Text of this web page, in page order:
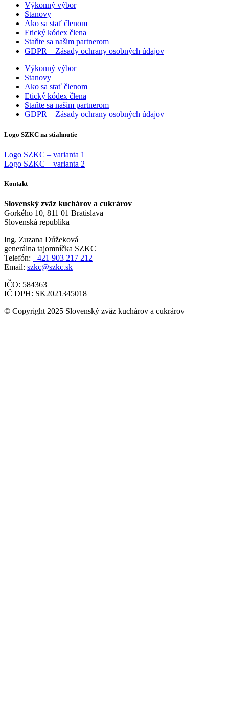
Výkonný výbor
Stanovy
Ako sa stať členom
Etický kódex člena
Staňte sa našim partnerom
GDPR – Zásady ochrany osobných údajov
Výkonný výbor
Stanovy
Ako sa stať členom
Etický kódex člena
Staňte sa našim partnerom
GDPR – Zásady ochrany osobných údajov
Logo SZKC na stiahnutie
Logo SZKC – varianta 1
Logo SZKC – varianta 2
Kontakt
Slovenský zväz kuchárov a cukrárov
Gorkého 10, 811 01 Bratislava
Slovenská republika
Ing. Zuzana Dúžeková
generálna tajomníčka SZKC
Telefón: +421 903 217 212
Email: szkc@szkc.sk
IČO: 584363
IČ DPH: SK2021345018
© Copyright 2025 Slovenský zväz kuchárov a cukrárov